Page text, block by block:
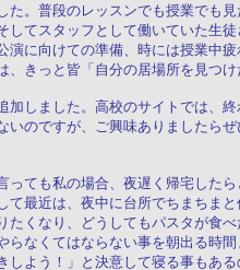
。普段のレッスンでも授業でも
してスタッフとして働いていた生
に向けての準備、時には授業中
きっと皆「自分の居場所を見つ
加しました。高校のサイトでは、
のですが、ご興味ありましたら
っても私の場合、夜遅く帰宅し
て最近は、夜中に台所でちまちま
たくなり、どうしてもパスタが食
なくてはならない事を朝出る時
よう！」と決意して寝る事もあ